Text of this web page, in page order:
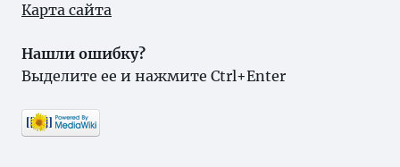
Карта сайта
Нашли ошибку?
Выделите ее и нажмите Ctrl+Enter